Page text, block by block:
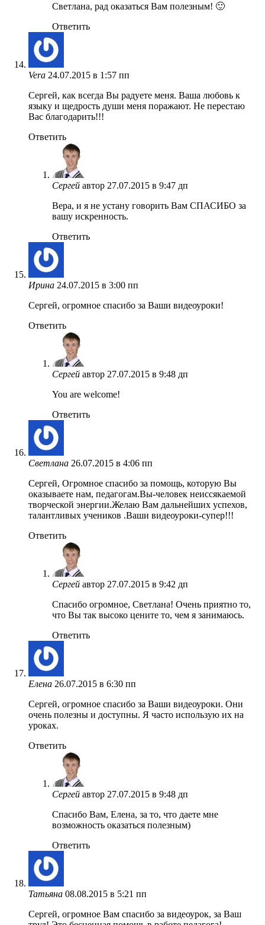
Светлана, рад оказаться Вам полезным! 🙂
Ответить
Vera 24.07.2015 в 1:57 пп
Сергей, как всегда Вы радуете меня. Ваша любовь к
языку и щедрость души меня поражают. Не перестаю
Вас благодарить!!!
Ответить
Сергей автор 27.07.2015 в 9:47 дп
Вера, и я не устану говорить Вам СПАСИБО за
вашу искренность.
Ответить
Ирина 24.07.2015 в 3:00 пп
Сергей, огромное спасибо за Ваши видеоуроки!
Ответить
Сергей автор 27.07.2015 в 9:48 дп
You are welcome!
Ответить
Cветлана 26.07.2015 в 4:06 пп
Сергей, Огромное спасибо за помощь, которую Вы
оказываете нам, педагогам.Вы-человек неиссякаемой
творческой энергии.Желаю Вам дальнейших успехов,
талантливых учеников .Ваши видеоуроки-супер!!!
Ответить
Сергей автор 27.07.2015 в 9:42 дп
Спасибо огромное, Светлана! Очень приятно то,
что Вы так высоко цените то, чем я занимаюсь.
Ответить
Елена 26.07.2015 в 6:30 пп
Сергей, огромное спасибо за Ваши видеоуроки. Они
очень полезны и доступны. Я часто использую их на
уроках.
Ответить
Сергей автор 27.07.2015 в 9:48 дп
Спасибо Вам, Елена, за то, что даете мне
возможность оказаться полезным)
Ответить
Татьяна 08.08.2015 в 5:21 пп
Cергей, огромное Вам спасибо за видеоурок, за Ваш